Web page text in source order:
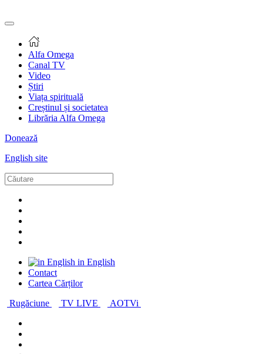
Alfa Omega
Canal TV
Video
Știri
Viața spirituală
Creștinul și societatea
Librăria Alfa Omega
Donează
English site
in English
Contact
Cartea Cărților
Rugăciune
TV LIVE AOTVi